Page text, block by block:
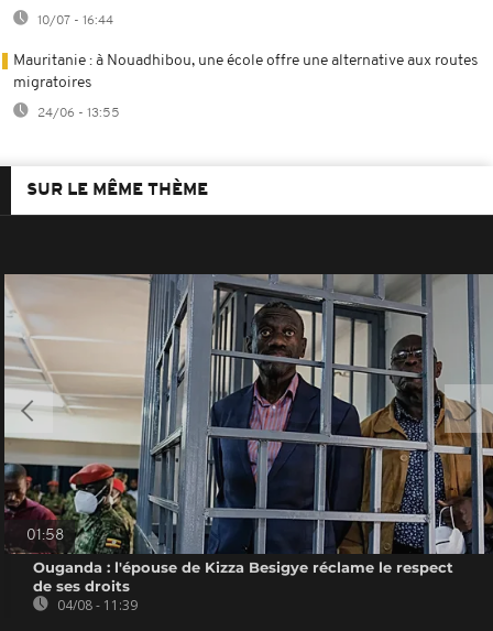
10/07 - 16:44
Mauritanie : à Nouadhibou, une école offre une alternative aux routes
migratoires
24/06 - 13:55
SUR LE MÊME THÈME
01:58
Ouganda : l'épouse de Kizza Besigye réclame le respect
de ses droits
04/08 - 11:39